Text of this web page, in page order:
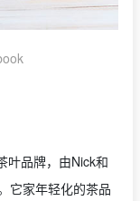
叶品牌，由Nick和
它家年轻化的茶品